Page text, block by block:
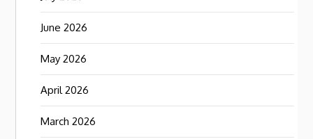
June 2026
May 2026
April 2026
March 2026